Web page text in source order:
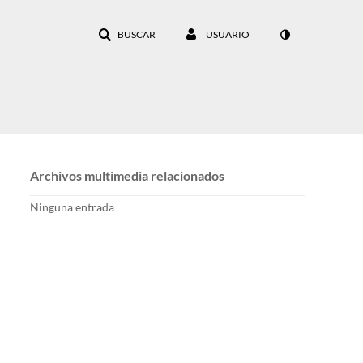
BUSCAR USUARIO
Archivos multimedia relacionados
Ninguna entrada